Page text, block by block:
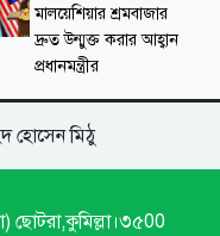
মালয়েশিয়ার শ্রমবাজার
দ্রুত উন্মুক্ত করার আহ্বান
প্রধানমন্ত্রীর
হোসেন মিঠু
ছোটরা,কুমিল্লা।৩৫00